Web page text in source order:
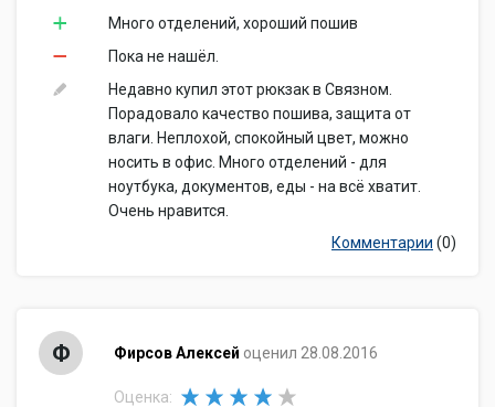
Много отделений, хороший пошив
Пока не нашёл.
Недавно купил этот рюкзак в Связном.
Порадовало качество пошива, защита от
влаги. Неплохой, спокойный цвет, можно
носить в офис. Много отделений - для
ноутбука, документов, еды - на всё хватит.
Очень нравится.
Комментарии (0)
Ф Фирсов Алексей оценил 28.08.2016
Оценка: